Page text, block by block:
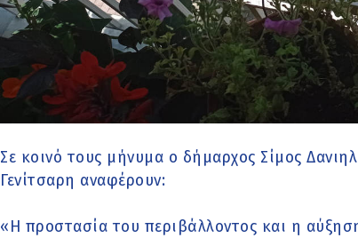
Σε κοινό τους μήνυμα ο δήμαρχος Σίμος
Γενίτσαρη αναφέρουν:
«Η προστασία του περιβάλλοντος και η